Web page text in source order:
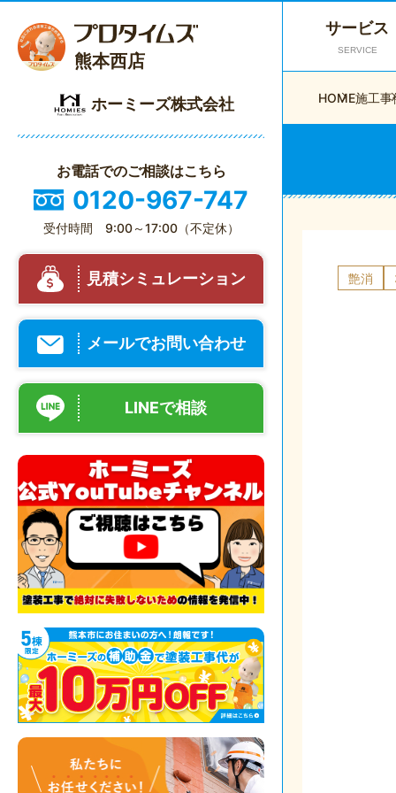
熊本西店
ホーミーズ株式会社
お電話でのご相談はこちら
0120-967-747
受付時間 9:00～17:00（不定休）
見積シミュレーション
メールでお問い合わせ
LINEで相談
サービス
SERVICE
HOME施工事
艶消